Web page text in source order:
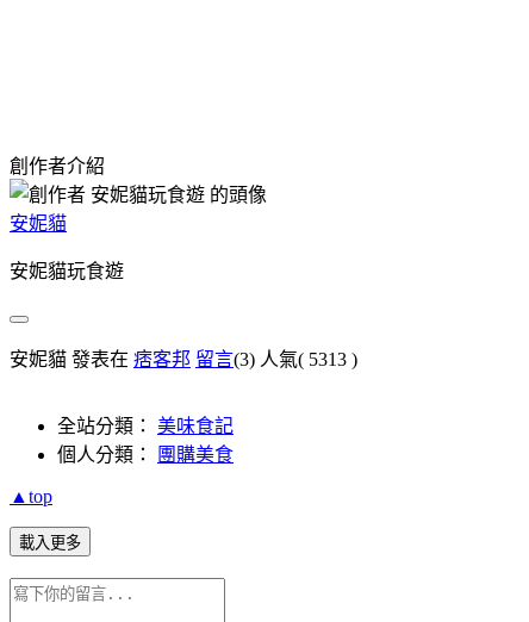
創作者介紹
安妮貓
安妮貓玩食遊
安妮貓 發表在 痞客邦 留言(3) 人氣( 5313 )
全站分類： 美味食記
個人分類：
團購美食
▲top
載入更多